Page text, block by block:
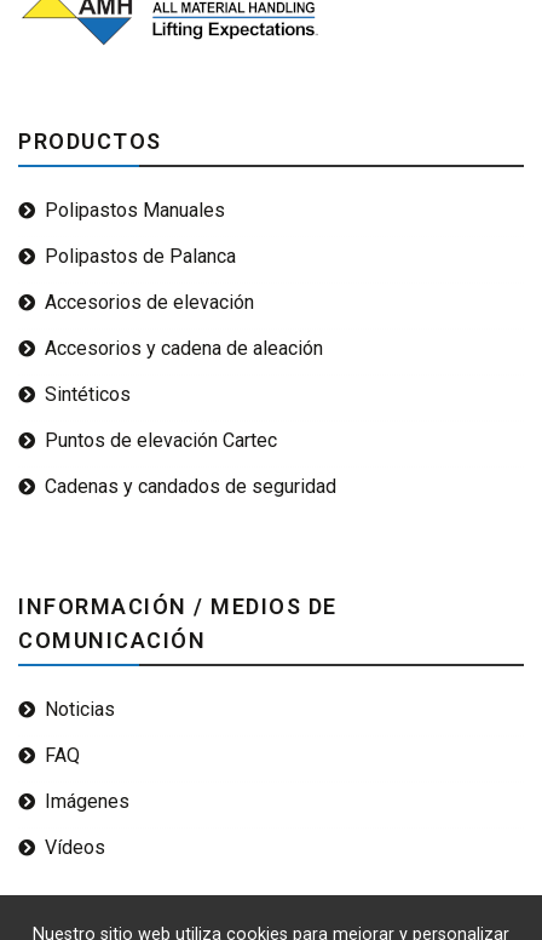
Nuestro sitio web utiliza cookies para mejorar y personalizar
PRODUCTOS
Polipastos Manuales
Polipastos de Palanca
Accesorios de elevación
Accesorios y cadena de aleación
Sintéticos
Puntos de elevación Cartec
Cadenas y candados de seguridad
INFORMACIÓN / MEDIOS DE
COMUNICACIÓN
Noticias
FAQ
Imágenes
Vídeos